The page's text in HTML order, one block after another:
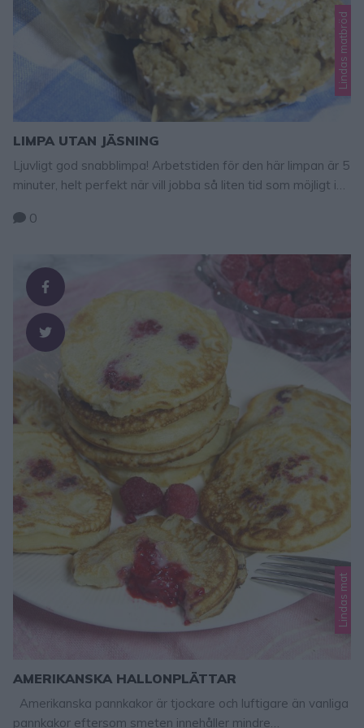
Lindas matbröd
LIMPA UTAN JÄSNING
Ljuvligt god snabblimpa! Arbetstiden för den här limpan är 5
minuter, helt perfekt när vill jobba så liten tid som möjligt i
degen. Rågsikt innehåller 60 procent vetemjöl och 40
0
Lindas mat
AMERIKANSKA HALLONPLÄTTAR
Amerikanska pannkakor är tjockare och luftigare än vanliga
pannkakor eftersom smeten innehåller mindre